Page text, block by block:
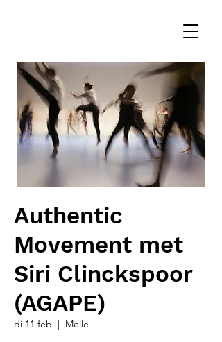
Authentic
Movement met
Siri Clinckspoor
(AGAPE)
di 11 feb
  |
Melle